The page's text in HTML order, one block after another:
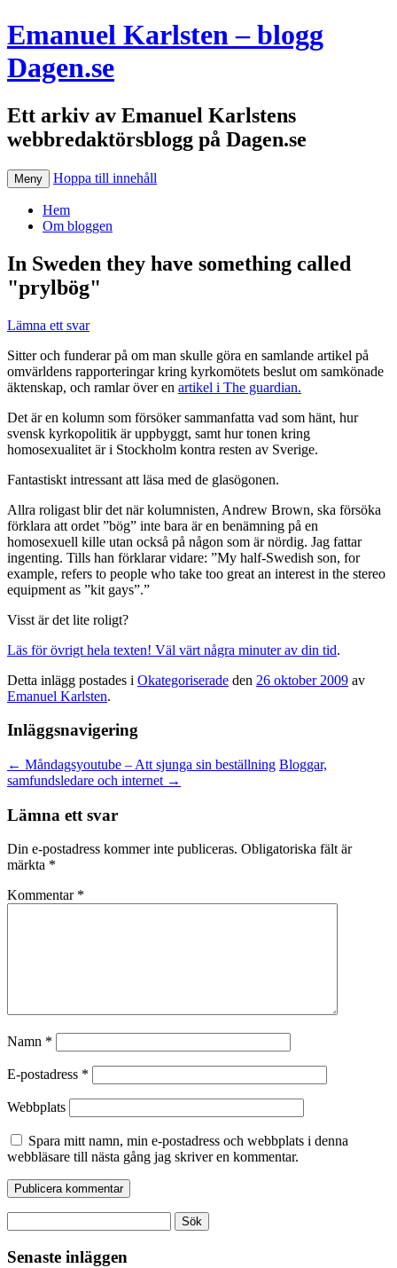
Emanuel Karlsten – blogg
Dagen.se
Ett arkiv av Emanuel Karlstens
webbredaktörsblogg på Dagen.se
Meny Hoppa till innehåll
Hem
Om bloggen
In Sweden they have something called
"prylbög"
Lämna ett svar
Sitter och funderar på om man skulle göra en samlande artikel på
omvärldens rapporteringar kring kyrkomötets beslut om samkönade
äktenskap, och ramlar över en artikel i The guardian.
Det är en kolumn som försöker sammanfatta vad som hänt, hur
svensk kyrkopolitik är uppbyggt, samt hur tonen kring
homosexualitet är i Stockholm kontra resten av Sverige.
Fantastiskt intressant att läsa med de glasögonen.
Allra roligast blir det när kolumnisten, Andrew Brown, ska försöka
förklara att ordet ”bög” inte bara är en benämning på en
homosexuell kille utan också på någon som är nördig. Jag fattar
ingenting. Tills han förklarar vidare: ”My half-Swedish son, for
example, refers to people who take too great an interest in the stereo
equipment as ”kit gays”.”
Visst är det lite roligt?
Läs för övrigt hela texten! Väl värt några minuter av din tid.
Detta inlägg postades i Okategoriserade den 26 oktober 2009 av
Emanuel Karlsten.
Inläggsnavigering
← Måndagsyoutube – Att sjunga sin beställning Bloggar,
samfundsledare och internet →
Lämna ett svar
Din e-postadress kommer inte publiceras. Obligatoriska fält är
märkta *
Kommentar *
Namn *
E-postadress *
Webbplats
Spara mitt namn, min e-postadress och webbplats i denna
webbläsare till nästa gång jag skriver en kommentar.
efter:
Senaste inläggen